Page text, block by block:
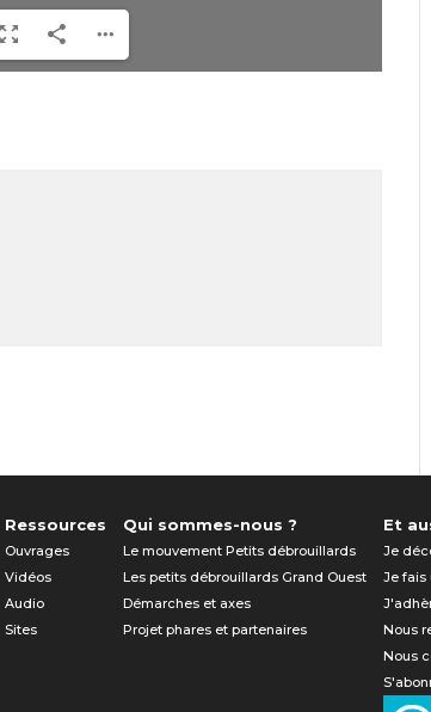
Ressources
Ouvrages
Vidéos
Audio
Sites
Qui sommes-nous ?
Le mouvement Petits débrouillards
Les petits débrouillards Grand Ouest
Démarches et axes
Projet phares et partenaires
Et
Je
Je fais
Nous
Nous